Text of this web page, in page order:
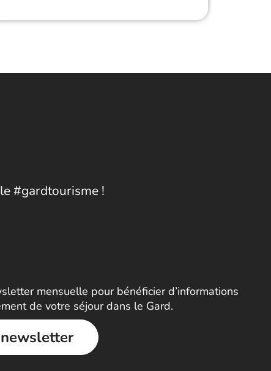
#gardtourisme !
mensuelle pour bénéficier d’informations
de votre séjour dans le Gard.